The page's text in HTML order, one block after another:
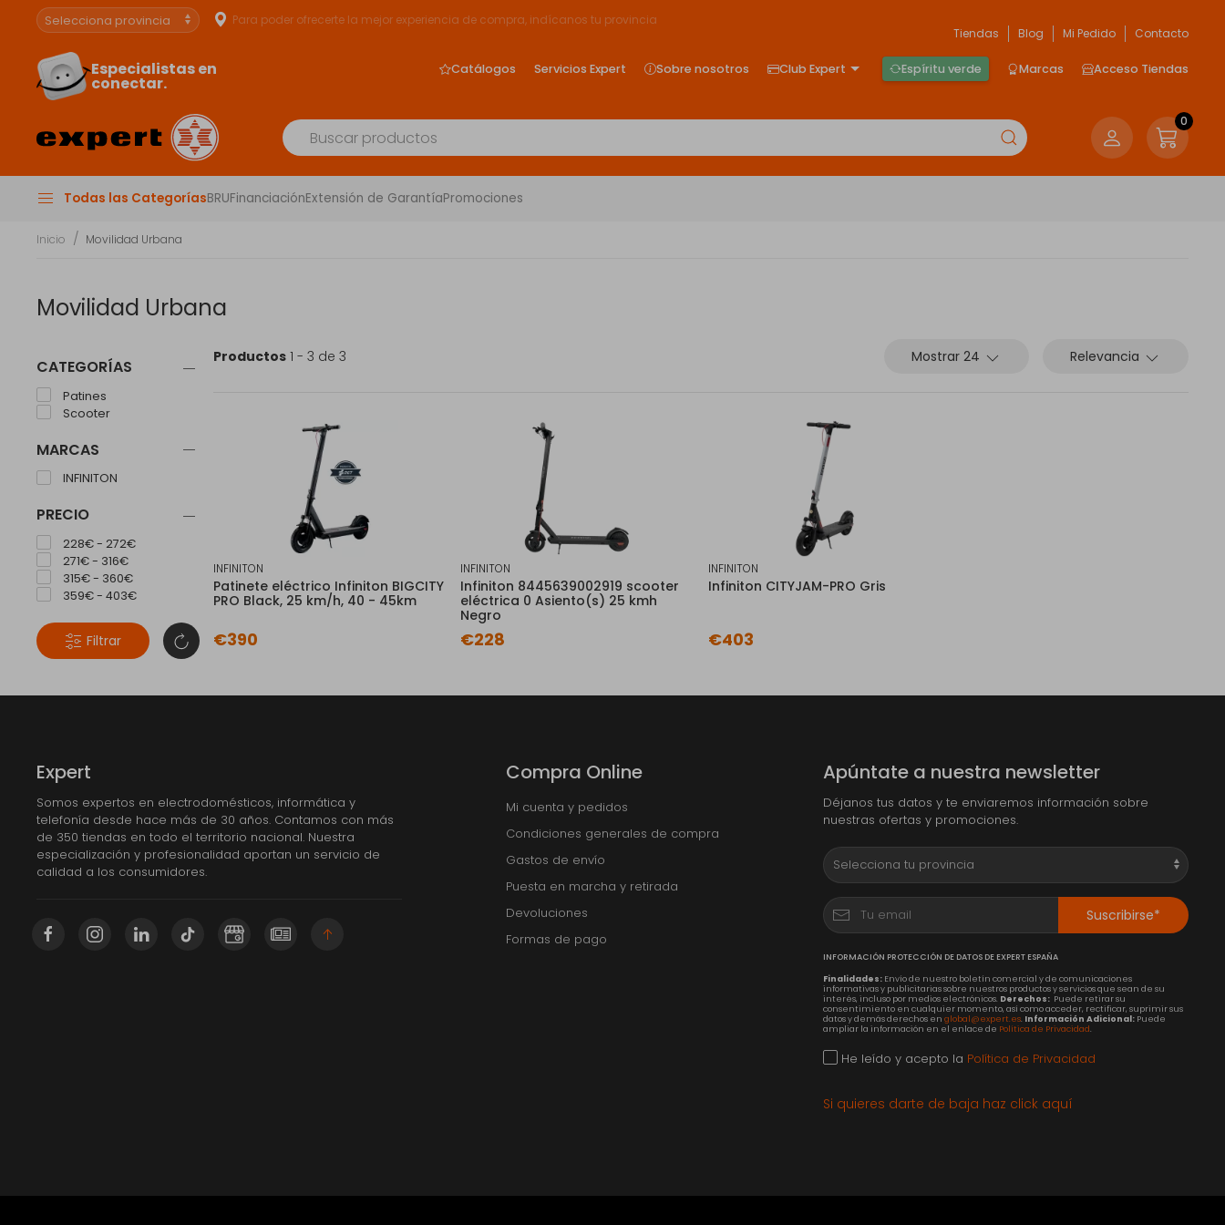
Para poder ofrecerte la mejor experiencia de compra, indícanos tu provincia
Tiendas
Blog Mi Pedido Contacto
Especialistas en
conectar.
Catálogos Servicios Expert Sobre nosotros Club Expert Espíritu verde Marcas Acceso Tiendas
0
Todas las CategoríasBRUFinanciaciónExtensión de GarantíaPromociones
Inicio Movilidad Urbana
Movilidad Urbana
CATEGORÍAS
Patines
Scooter
MARCAS
INFINITON
PRECIO
228€ - 272€
271€ - 316€
315€ - 360€
359€ - 403€
Filtrar
Productos 1 - 3 de 3 Mostrar 24 Relevancia
INFINITON
Patinete eléctrico Infiniton BIGCITY
PRO Black, 25 km/h, 40 - 45km
€390
INFINITON
Infiniton 8445639002919 scooter
eléctrica 0 Asiento(s) 25 kmh
Negro
€228
INFINITON
Infiniton CITYJAM-PRO Gris
€403
Expert
Somos expertos en electrodomésticos, informática y
telefonía desde hace más de 30 años. Contamos con más
de 350 tiendas en todo el territorio nacional. Nuestra
especialización y profesionalidad aportan un servicio de
calidad a los consumidores.
Compra Online
Mi cuenta y pedidos
Condiciones generales de compra
Gastos de envío
Puesta en marcha y retirada
Devoluciones
Formas de pago
Apúntate a nuestra newsletter
Déjanos tus datos y te enviaremos información sobre
nuestras ofertas y promociones.
Suscribirse*
INFORMACIÓN PROTECCIÓN DE DATOS DE EXPERT ESPAÑA
Finalidades:Envío de nuestro boletín comercial y de comunicaciones
informativas y publicitarias sobre nuestros productos y servicios que sean de su
interés, incluso por medios electrónicos. Derechos:Puede retirar su
consentimiento en cualquier momento, así como acceder, rectificar, suprimir sus
datos y demás derechos en global@expert.es. Información Adicional:Puede
ampliar la información en el enlace de Política de Privacidad.
He leído y acepto la Política de Privacidad
Si quieres darte de baja haz click aquí